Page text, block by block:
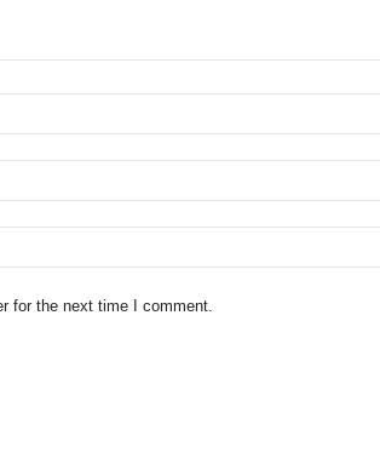
for the next time I comment.